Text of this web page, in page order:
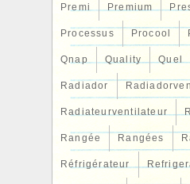
Premi Premium
Processus Procool
Qnap Quality Quel
Radiador
Radiateurventilateur
Rangée Rangées
Réfrigérateur